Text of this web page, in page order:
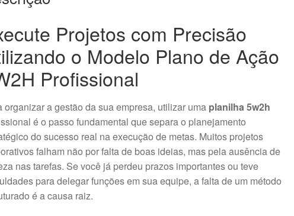
Projetos com Precisão
o Modelo Plano de Ação
Profissional
organizar a gestão da sua empresa, utilizar uma planilha 5w2h
é o passo fundamental que separa o planejamento
do sucesso real na execução de metas. Muitos projetos
falham não por falta de boas ideias, mas pela ausência de
nas tarefas. Se você já perdeu prazos importantes ou teve
para delegar funções em sua equipe, a falta de um método
é a causa raiz.